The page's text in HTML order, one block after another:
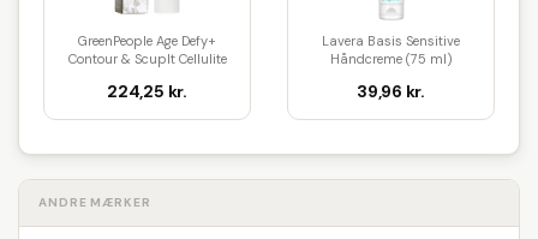
GreenPeople Age Defy+
Contour & Scuplt Cellulite
224,25 kr.
Lavera Basis Sensitive
Håndcreme (75 ml)
39,96 kr.
ANDRE MÆRKER